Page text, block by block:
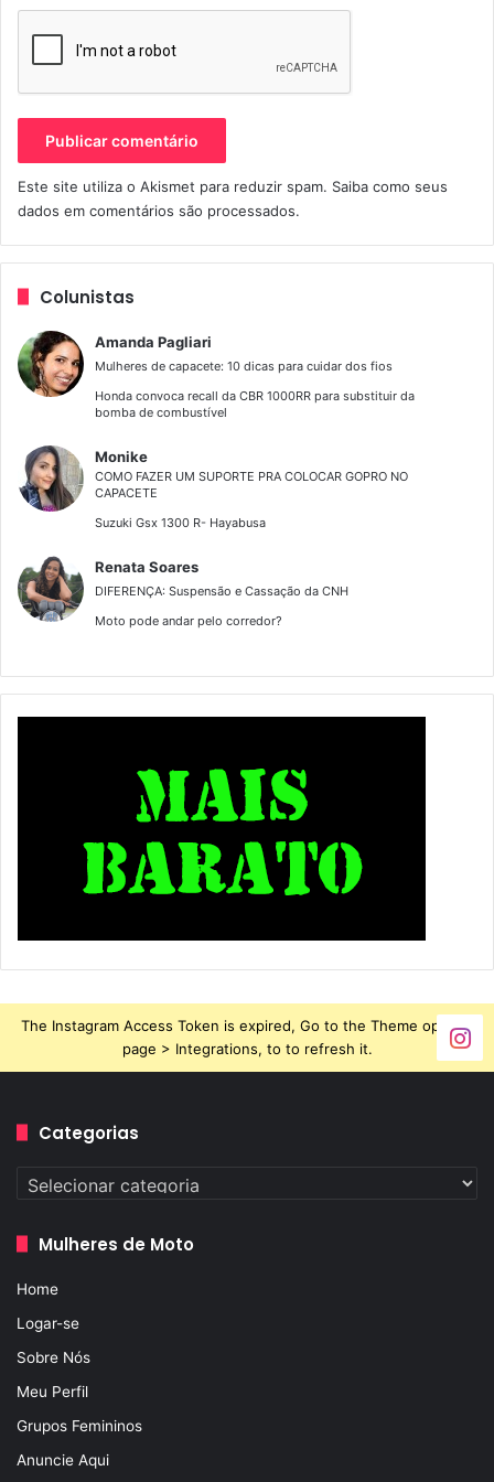
equipe HRC e a “30th Anniversary Edition”, inspirada na 1ª
Fireblade de 1992, versão esta numerada e com selo
comemorativo aplicado no tanque, chave, painel e
escapamento.
Africa Twin
Este site utiliza o Akismet para reduzir spam. Saiba como seus
dados em comentários são processados.
Colunistas
Amanda Pagliari
Mulheres de capacete: 10 dicas para cuidar dos fios
Honda convoca recall da CBR 1000RR para substituir da
bomba de combustível
Monike
COMO FAZER UM SUPORTE PRA COLOCAR GOPRO NO
CAPACETE
Suzuki Gsx 1300 R- Hayabusa
Renata Soares
DIFERENÇA: Suspensão e Cassação da CNH
Moto pode andar pelo corredor?
The Instagram Access Token is expired, Go to the Theme options
page > Integrations, to to refresh it.
Categorias
Categorias
Mulheres de Moto
Home
Logar-se
Sobre Nós
Meu Perfil
Grupos Femininos
Anuncie Aqui